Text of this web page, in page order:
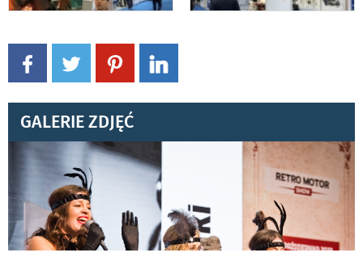
GALERIE ZDJĘĆ